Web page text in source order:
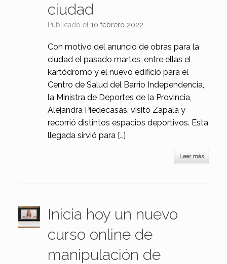
ciudad
Publicado el 10 febrero 2022
Con motivo del anuncio de obras para la
ciudad el pasado martes, entre ellas el
kartódromo y el nuevo edificio para el
Centro de Salud del Barrio Independencia,
la Ministra de Deportes de la Provincia,
Alejandra Piedecasas, visitó Zapala y
recorrió distintos espacios deportivos. Esta
llegada sirvió para […]
Leer más
Inicia hoy un nuevo
curso online de
manipulación de